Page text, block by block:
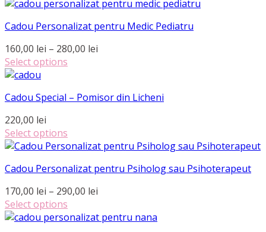
Cadou Personalizat pentru Medic Pediatru
160,00 lei – 280,00 lei
până
Select options
Acest
are
mai
multe
variații.
Opțiunile
pot
alese
în
pagina
Cadou Special – Pomisor din Licheni
220,00 lei
Select options
Cadou Personalizat pentru Psiholog sau Psihoterapeut
170,00 lei – 290,00 lei
prețuri:
Select options
Acest